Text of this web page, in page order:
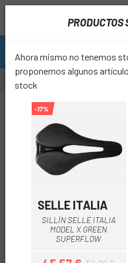
PRODUCTOS
Ahora mismo no tenemos
proponemos algunos
stock
-17%
SELLE ITALIA
SILLÍN SELLE ITALIA
MODEL X GREEN
SUPERFLOW